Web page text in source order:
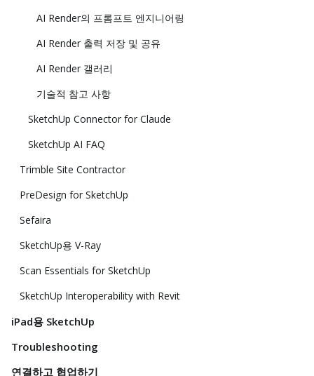
AI Render의 프롬프트 엔지니어링
AI Render 출력 저장 및 공유
AI Render 갤러리
기술적 참고 사항
SketchUp Connector for Claude
SketchUp AI FAQ
Trimble Site Contractor
PreDesign for SketchUp
Sefaira
SketchUp용 V-Ray
Scan Essentials for SketchUp
SketchUp Interoperability with Revit
iPad용 SketchUp
Troubleshooting
연결하고 협업하기